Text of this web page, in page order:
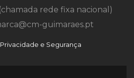
(chamada rede fixa nacional)
guimaraes.pt
e Segurança